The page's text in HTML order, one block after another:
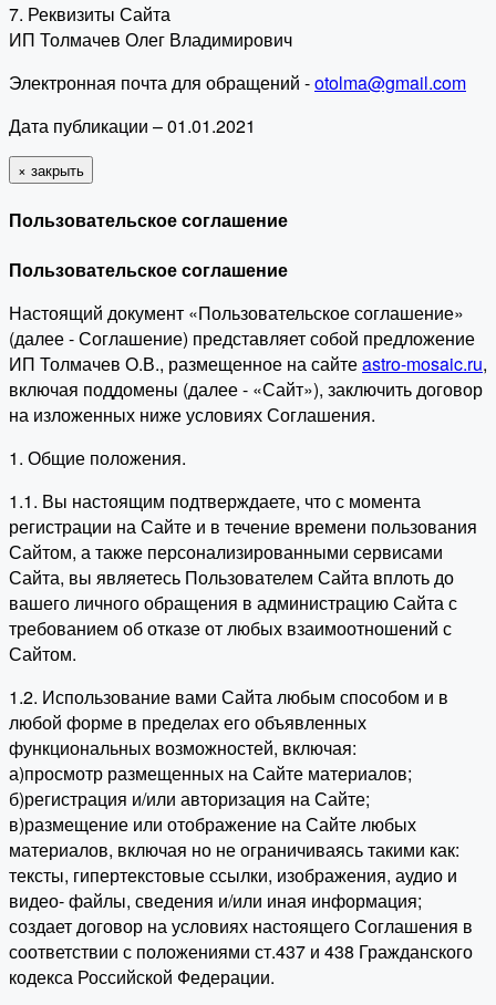
7. Реквизиты Сайта
ИП Толмачев Олег Владимирович
Электронная почта для обращений -otolma@gmail.com
Дата публикации – 01.01.2021
× закрыть
Пользовательское соглашение
Пользовательское соглашение
Настоящий документ «Пользовательское соглашение»
(далее - Соглашение) представляет собой предложение
ИП Толмачев О.В., размещенное на сайтеastro-mosaic.ru,
включая поддомены (далее - «Сайт»), заключить договор
на изложенных ниже условиях Соглашения.
1. Общие положения.
1.1. Вы настоящим подтверждаете, что с момента
регистрации на Сайте и в течение времени пользования
Сайтом, а также персонализированными сервисами
Сайта, вы являетесь Пользователем Сайта вплоть до
вашего личного обращения в администрацию Сайта с
требованием об отказе от любых взаимоотношений с
Сайтом.
1.2. Использование вами Сайта любым способом и в
любой форме в пределах его объявленных
функциональных возможностей, включая:
а)просмотр размещенных на Сайте материалов;
б)регистрация и/или авторизация на Сайте;
в)размещение или отображение на Сайте любых
материалов, включая но не ограничиваясь такими как:
тексты, гипертекстовые ссылки, изображения, аудио и
видео- файлы, сведения и/или иная информация;
создает договор на условиях настоящего Соглашения в
соответствии с положениями ст.437 и 438 Гражданского
кодекса Российской Федерации.